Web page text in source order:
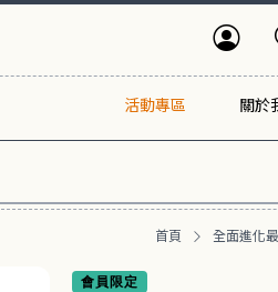
活動專區 關於
首頁 全面進化
會員限定